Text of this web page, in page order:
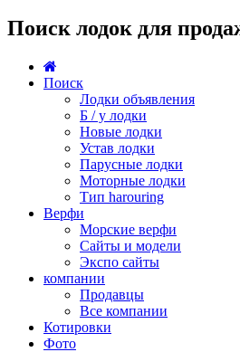
Поиск лодок для
Поиск
Лодки объявления
Б / у лодки
Новые лодки
Устав лодки
Парусные лодки
Моторные лодки
Тип harouring
Верфи
Морские верфи
Сайты и модели
Экспо сайты
компании
Продавцы
Все компании
Котировки
Фото